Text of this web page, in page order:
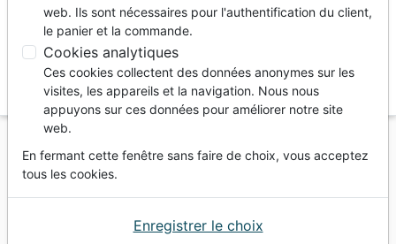
Vous ne pouvez pas créer de nouvelle commande
depuis votre pays (United States).
Bibles grand format
web. Ils sont nécessaires pour l'authentification du client,
le panier et la commande.
Cookies analytiques
Ces cookies collectent des données anonymes sur les
visites, les appareils et la navigation. Nous nous
appuyons sur ces données pour améliorer notre site
web.
En fermant cette fenêtre sans faire de choix, vous acceptez
tous les cookies.
Enregistrer le choix